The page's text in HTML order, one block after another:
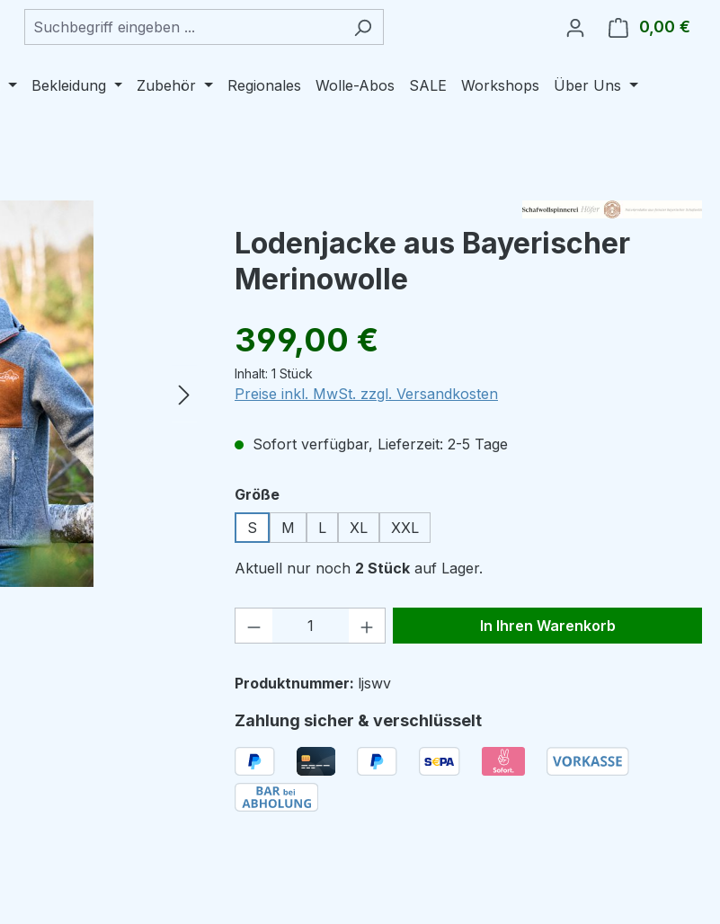
0,00 €
Bekleidung Zubehör Regionales Wolle-Abos SALE Workshops Über Uns
Lodenjacke aus Bayerischer
Merinowolle
Regulärer Preis:
399,00 €
Inhalt: 1 Stück
Preise inkl. MwSt. zzgl. Versandkosten
Sofort verfügbar, Lieferzeit: 2-5 Tage
Größeauswählen
S
M L XL XXL
Aktuell nur noch 2 Stück auf Lager.
Produkt Anzahl: Gib den gewünschten Wert
In Ihren Warenkorb
Produktnummer: ljswv
Zahlung sicher & verschlüsselt